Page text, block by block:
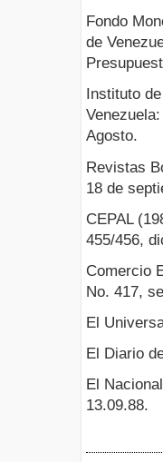
Fondo
de
Instituto
Agosto.
Revistas
18 de
CEPAL
455/456,
Comercio
No. 417,
El
El Diario
El
13.09.88.